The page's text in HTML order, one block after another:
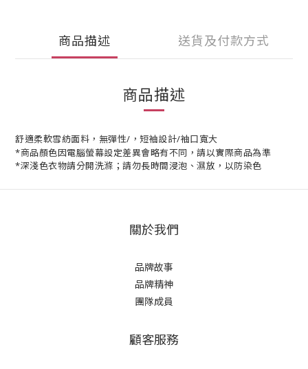
商品描述 送貨及付款方式
商品描述
舒適柔軟雪紡面料，無彈性/，短袖設計/袖口寬大
*商品顏色因電腦螢幕設定差異會略有不同，請以實際商品為準
*深淺色衣物請分開洗滌；請勿長時間浸泡、濕放，以防染色
關於我們
品牌故事
品牌精神
團隊成員
顧客服務